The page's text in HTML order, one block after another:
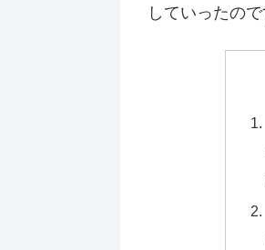
していったので